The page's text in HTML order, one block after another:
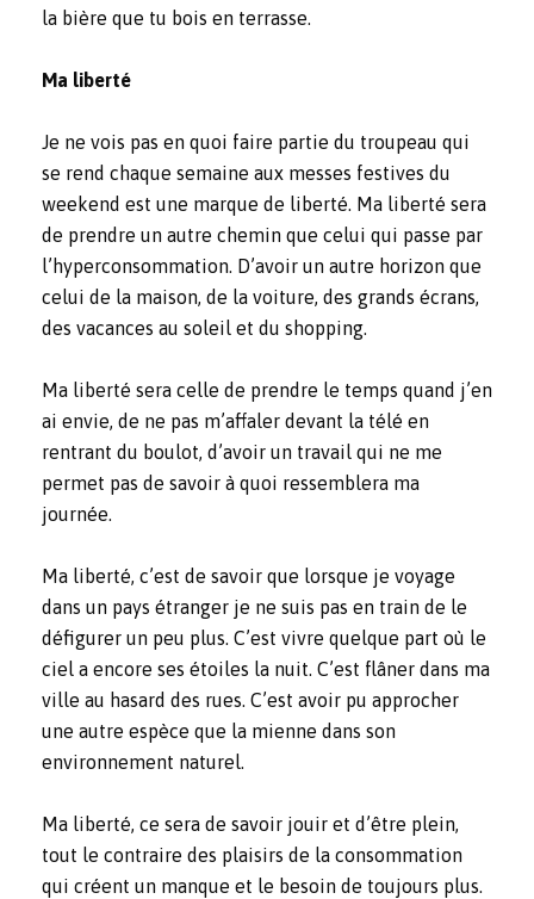
la bière que tu bois en terrasse.
Ma liberté
Je ne vois pas en quoi faire partie du troupeau qui
se rend chaque semaine aux messes festives du
weekend est une marque de liberté. Ma liberté sera
de prendre un autre chemin que celui qui passe par
l’hyperconsommation. D’avoir un autre horizon que
celui de la maison, de la voiture, des grands écrans,
des vacances au soleil et du shopping.
Ma liberté sera celle de prendre le temps quand j’en
ai envie, de ne pas m’affaler devant la télé en
rentrant du boulot, d’avoir un travail qui ne me
permet pas de savoir à quoi ressemblera ma
journée.
Ma liberté, c’est de savoir que lorsque je voyage
dans un pays étranger je ne suis pas en train de le
défigurer un peu plus. C’est vivre quelque part où le
ciel a encore ses étoiles la nuit. C’est flâner dans ma
ville au hasard des rues. C’est avoir pu approcher
une autre espèce que la mienne dans son
environnement naturel.
Ma liberté, ce sera de savoir jouir et d’être plein,
tout le contraire des plaisirs de la consommation
qui créent un manque et le besoin de toujours plus.